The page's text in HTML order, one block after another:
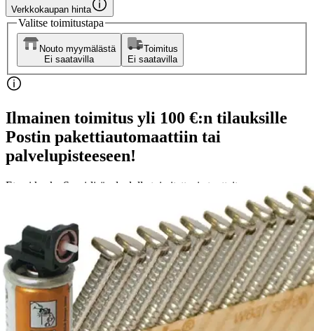
Verkkokaupan hinta
Valitse toimitustapa
Nouto myymälästä
Ei saatavilla
Toimitus
Ei saatavilla
Ilmainen toimitus yli 100 €:n tilauksille
Postin pakettiautomaattiin tai
palvelupisteeseen!
Etu ei koske Suuri‑lisäpalvelulla toimitettavia tuotteita.
Tarkista myymäläsaatavuus
Ei saatavilla